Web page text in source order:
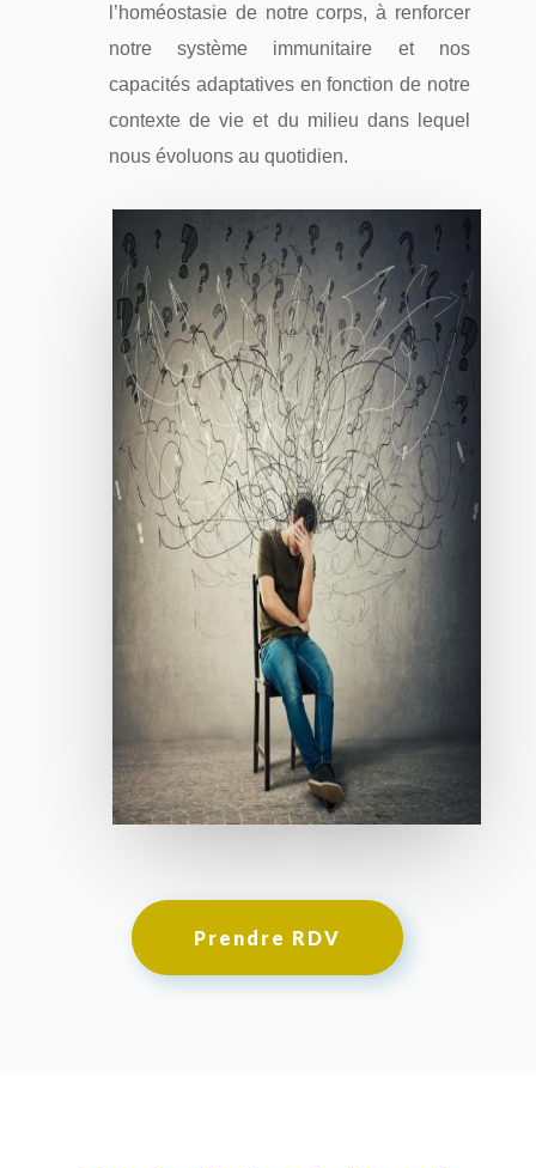
l’homéostasie de notre corps, à renforcer
notre système immunitaire et nos
capacités adaptatives en fonction de notre
contexte de vie et du milieu dans lequel
nous évoluons au quotidien.
Prendre RDV